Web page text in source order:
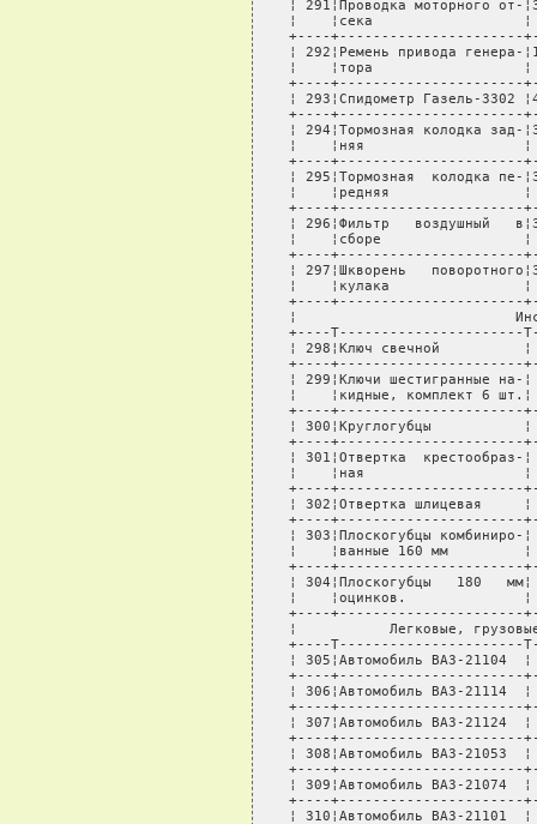
игранные на-¦                 ¦комплект¦   120,00¦
   ¦    ¦кидные, комплект 6 шт.¦                 ¦        ¦         ¦
   +----+----------------------+-----------------+--------+---------+
   ¦ 300¦Круглогубцы           ¦                 ¦штука   ¦    70,00¦
   +----+----------------------+-----------------+--------+---------+
   ¦ 301¦Отвертка  крестообраз-¦                 ¦комплект¦    27,00¦
   ¦    ¦ная                   ¦                 ¦        ¦         ¦
   +----+----------------------+-----------------+--------+---------+
   ¦ 302¦Отвертка шлицевая     ¦                 ¦штука   ¦    12,00¦
   +----+----------------------+-----------------+--------+---------+
   ¦ 303¦Плоскогубцы комбиниро-¦                 ¦штука   ¦    56,00¦
   ¦    ¦ванные 160 мм         ¦                 ¦        ¦         ¦
   +----+----------------------+-----------------+--------+---------+
   ¦ 304¦Плоскогубцы   180   мм¦                 ¦штука   ¦    52,00¦
   ¦    ¦оцинков.              ¦                 ¦        ¦         ¦
   +----+----------------------+-----------------+--------+---------+
   ¦           Легковые, грузовые автомобили и автобусы             ¦
   +----T----------------------T-----------------T--------T---------+
   ¦ 305¦Автомобиль ВАЗ-21104  ¦                 ¦штука   ¦242500,00¦
   +----+----------------------+-----------------+--------+---------+
   ¦ 306¦Автомобиль ВАЗ-21114  ¦                 ¦штука   ¦240500,00¦
   +----+----------------------+-----------------+--------+---------+
   ¦ 307¦Автомобиль ВАЗ-21124  ¦                 ¦штука   ¦243500,00¦
   +----+----------------------+-----------------+--------+---------+
   ¦ 308¦Автомобиль ВАЗ-21053  ¦                 ¦штука   ¦126000,00¦
   +----+----------------------+-----------------+--------+---------+
   ¦ 309¦Автомобиль ВАЗ-21074  ¦                 ¦штука   ¦135000,00¦
   +----+----------------------+-----------------+--------+---------+
   ¦ 310¦Автомобиль ВАЗ-21101  ¦                 ¦штука   ¦234500,00¦
   +----+----------------------+-----------------+--------+---------+
   ¦ 311¦Автомобиль ВАЗ-21140  ¦                 ¦штука   ¦205000,00¦
   +----+----------------------+-----------------+--------+---------+
   ¦ 312¦Автомобиль            ¦                 ¦штука   ¦299500,00¦
   ¦    ¦ГАЗ-2217-104, микроав-¦                 ¦        ¦         ¦
   ¦    ¦тобус  6-мест.,   ГУР,¦                 ¦        ¦         ¦
   ¦    ¦ЗМЗ-406               ¦                 ¦        ¦         ¦
   +----+----------------------+-----------------+--------+---------+
   ¦